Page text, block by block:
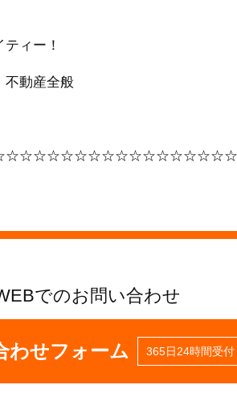
ィー！
不動産全般
でのお問い合わせ
わせフォーム 365日24時間受付